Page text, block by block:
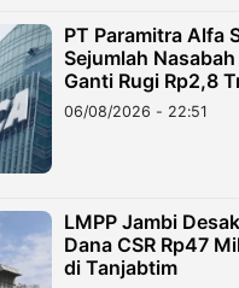
PT Paramitra Alfa
Sejumlah
Ganti Rugi Rp2,8
06/08/2026 - 22:51
LMPP Jambi
Dana CSR Rp47
di Tanjabtim